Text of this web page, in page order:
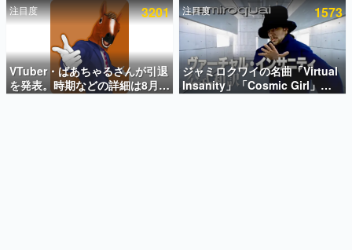
この物語を解いてはいけない。『赫本』は、〈試験問題〉
の形をした短編ホラー小説集です。
新世代に訊く
これからのデジタルゲーム市場を担う若きクリエイター達
の姿を追い、彼らのルーツと情熱を探っていきます。
薬物の使用と思しき描写も含め
て、BPOが議論を交わす
り2日間限定で予約販売
注目度 3201
VTuber・ばあちゃるさんが引退
を発表。時期などの詳細は8月9
日15時からの配信で説明
注目度 1573
ジャミロクワイの名曲「Virtual
Insanity」「Cosmic Girl」
「Canned Heat」公式日本語字